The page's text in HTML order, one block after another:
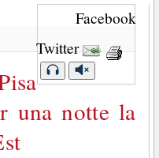
Facebook
Twitter
una notte la